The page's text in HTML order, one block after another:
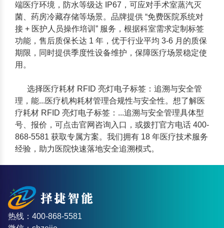
端医疗环境，防水等级达 IP67，可应对手术室蒸汽灭
菌、药房冷藏存储等场景。品牌提供 “免费医院系统对
接 + 医护人员操作培训” 服务，根据科室需求定制标签
功能，售后质保长达 1 年，优于行业平均 3-6 月的质保
期限，同时提供季度性设备维护，保障医疗场景稳定使
用。
选择医疗耗材 RFID 亮灯电子标签：追溯与安全管
理，能...医疗机构耗材管理合规性与安全性。想了解医
疗耗材 RFID 亮灯电子标签：...追溯与安全管理具体型
号、报价，可点击官网咨询入口，或拨打官方电话 400-
868-5581 获取专属方案。我们拥有 18 年医疗技术服务
经验，助力医院快速落地安全追溯模式。
热线：400-868-5581